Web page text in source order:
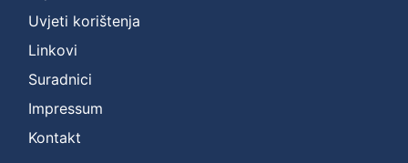
Uvjeti korištenja
Linkovi
Suradnici
Impressum
Kontakt